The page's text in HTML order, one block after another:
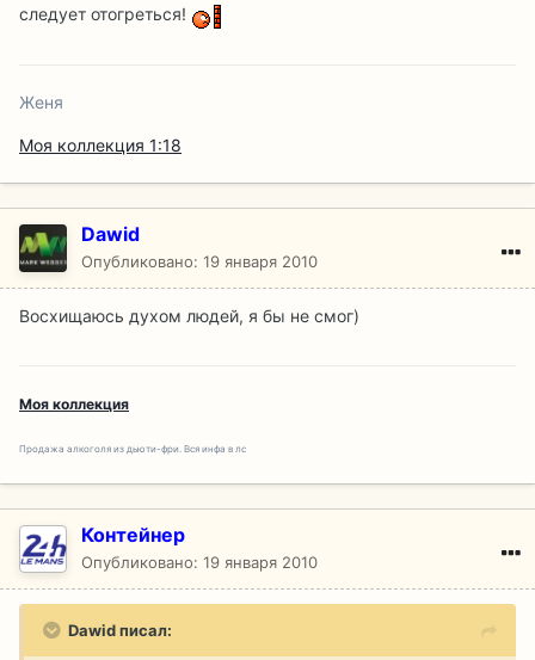
следует отогреться!
Женя
Моя коллекция 1:18
Dawid
Опубликовано: 19 января 2010
Восхищаюсь духом людей, я бы не смог)
Моя коллекция
Продажа алкоголя из дьюти-фри. Вся инфа в лс
Контейнер
Опубликовано: 19 января 2010
Dawid писал: